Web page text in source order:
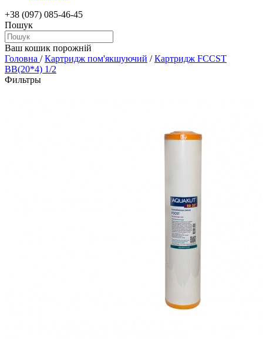
+38 (097) 085-46-45
Пошук
Ваш кошик порожній
Головна /Картридж пом'якшуючий /Картридж FCCST
BB(20*4) 1/2
Фильтры